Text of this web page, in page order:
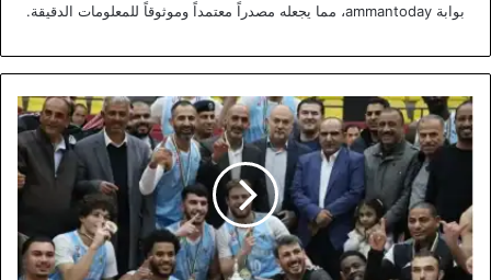
بوابة ammantoday، مما يجعله مصدراً معتمداً وموثوقاً للمعلومات الدقيقة.
تتويج
الفيصلي
بلقب
لكرة
السلة
في